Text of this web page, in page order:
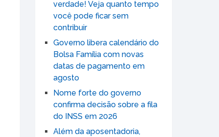
verdade! Veja quanto tempo
você pode ficar sem
contribuir
Governo libera calendário do
Bolsa Família com novas
datas de pagamento em
agosto
Nome forte do governo
confirma decisão sobre a fila
do INSS em 2026
Além da aposentadoria,